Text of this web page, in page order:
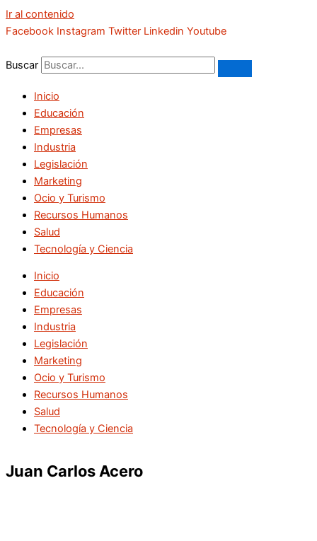
Ir al contenido
Facebook Instagram Twitter Linkedin Youtube
Buscar
Inicio
Educación
Empresas
Industria
Legislación
Marketing
Ocio y Turismo
Recursos Humanos
Salud
Tecnología y Ciencia
Inicio
Educación
Empresas
Industria
Legislación
Marketing
Ocio y Turismo
Recursos Humanos
Salud
Tecnología y Ciencia
Juan Carlos Acero